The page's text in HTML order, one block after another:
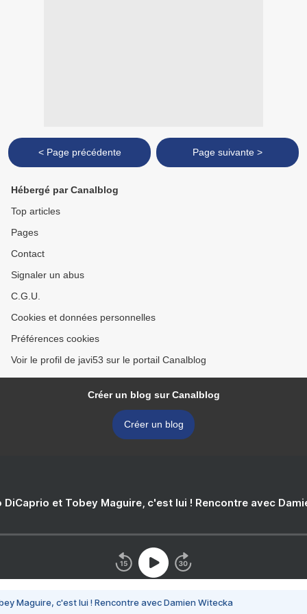
< Page précédente Page suivante >
Hébergé par Canalblog
Top articles
Pages
Contact
Signaler un abus
C.G.U.
Cookies et données personnelles
Préférences cookies
Voir le profil de javi53 sur le portail Canalblog
Créer un blog sur Canalblog
Créer un blog
DiCaprio et Tobey Maguire, c'est lui ! Rencontre avec
Maguire, c'est lui ! Rencontre avec Damien Witecka